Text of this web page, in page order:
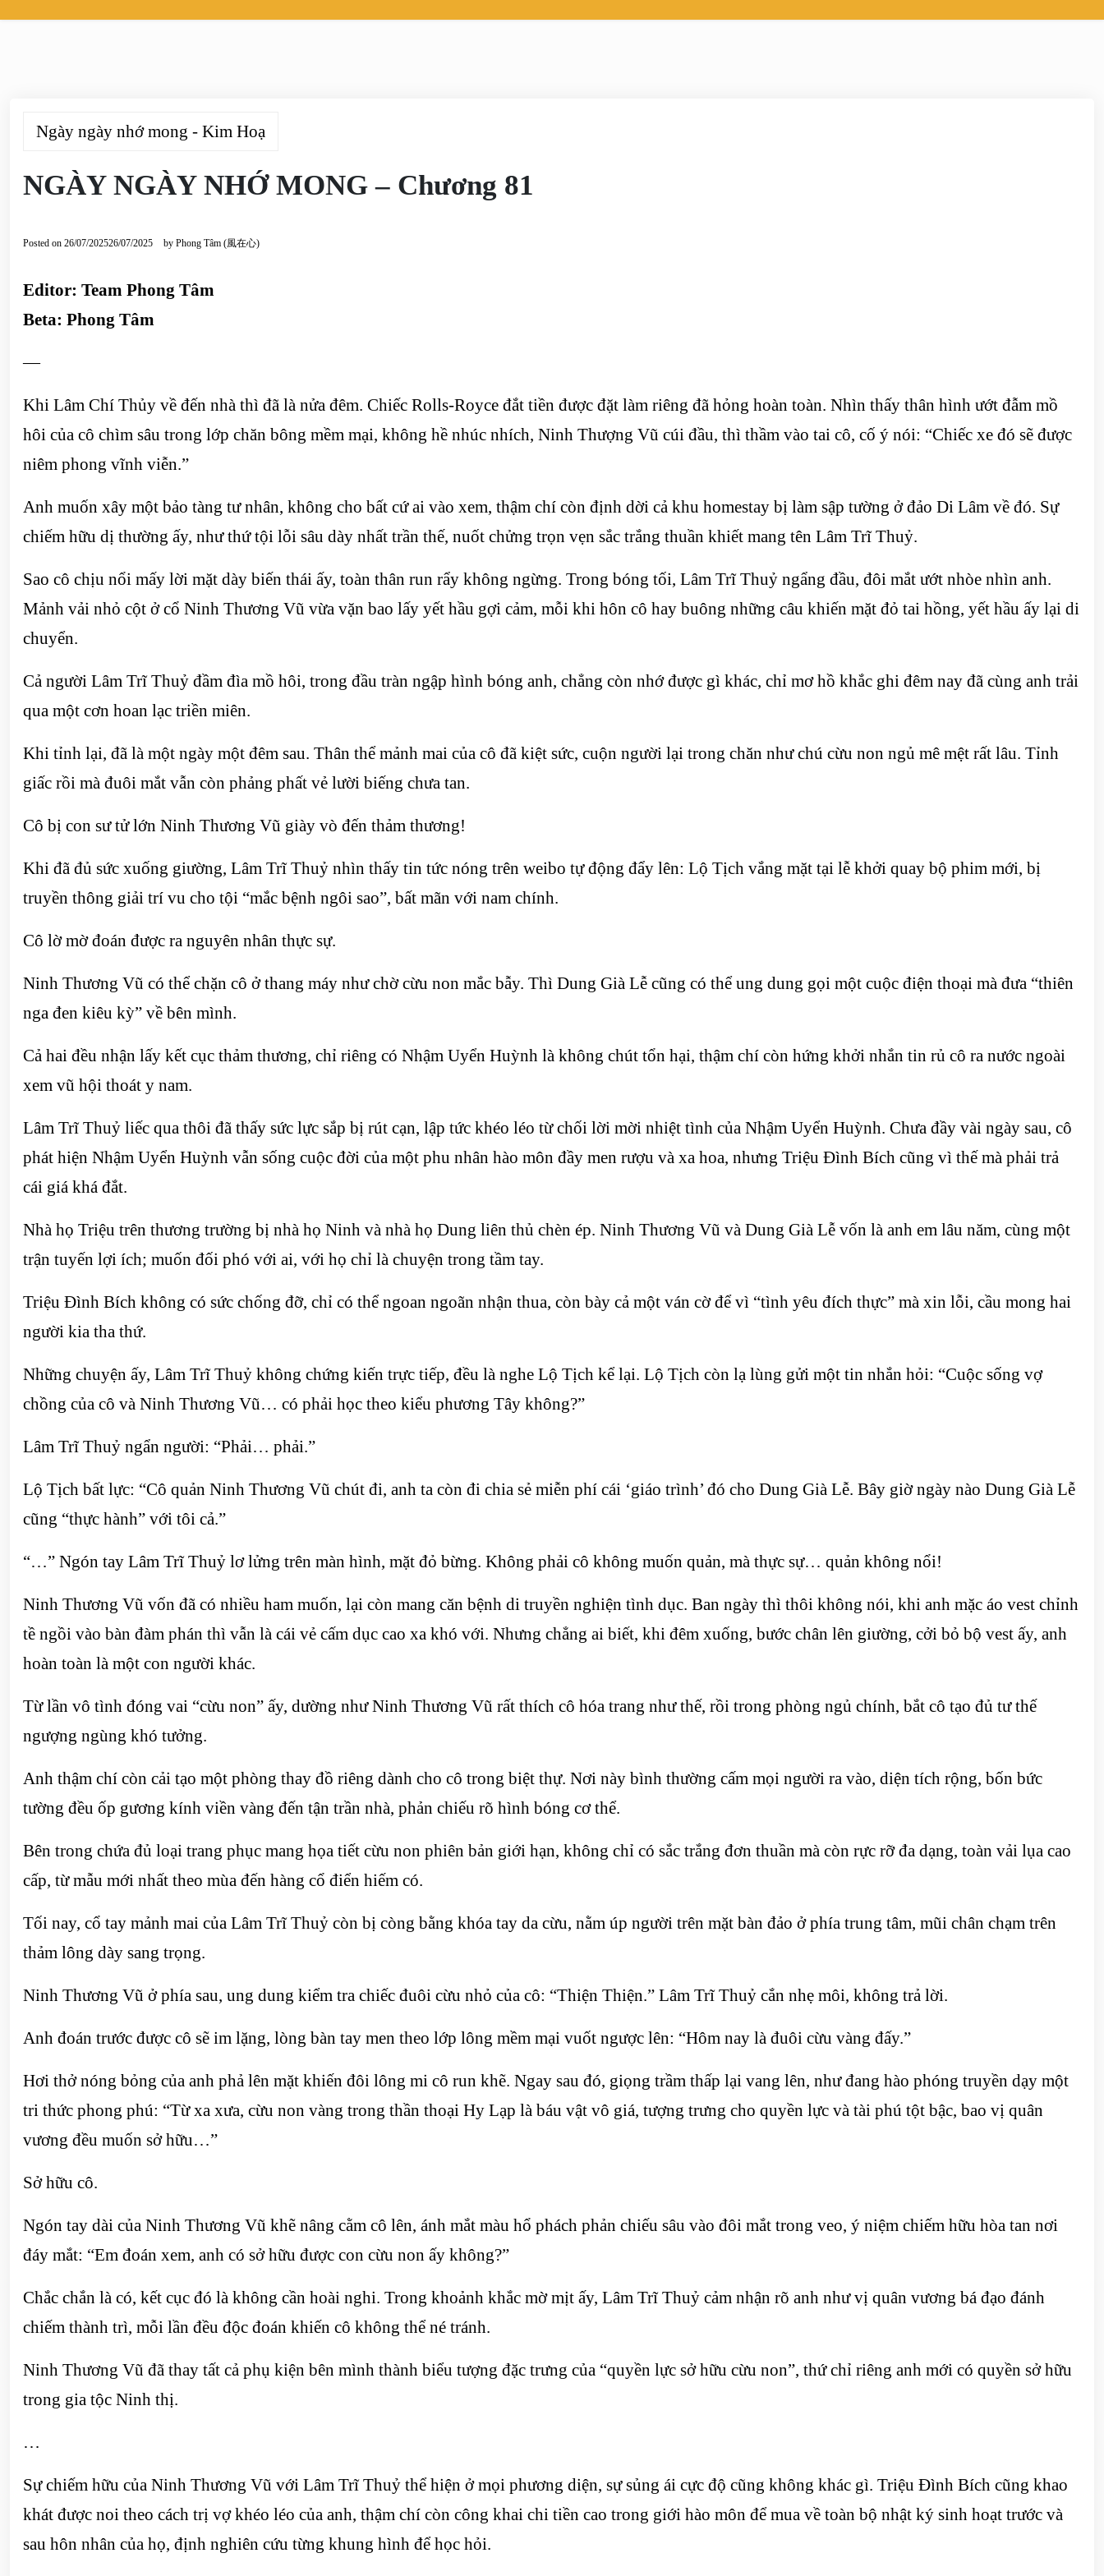
Ngày ngày nhớ mong - Kim Hoạ
NGÀY NGÀY NHỚ MONG – Chương 81
Posted on 26/07/202526/07/2025 by Phong Tâm (風在心)
Editor: Team Phong Tâm
Beta: Phong Tâm
—
Khi Lâm Chí Thủy về đến nhà thì đã là nửa đêm. Chiếc Rolls-Royce đắt tiền được đặt làm riêng đã hỏng hoàn toàn. Nhìn thấy thân hình ướt đẫm mồ
hôi của cô chìm sâu trong lớp chăn bông mềm mại, không hề nhúc nhích, Ninh Thượng Vũ cúi đầu, thì thầm vào tai cô, cố ý nói: “Chiếc xe đó sẽ được
niêm phong vĩnh viễn.”
Anh muốn xây một bảo tàng tư nhân, không cho bất cứ ai vào xem, thậm chí còn định dời cả khu homestay bị làm sập tường ở đảo Di Lâm về đó. Sự
chiếm hữu dị thường ấy, như thứ tội lỗi sâu dày nhất trần thế, nuốt chửng trọn vẹn sắc trắng thuần khiết mang tên Lâm Trĩ Thuỷ.
Sao cô chịu nổi mấy lời mặt dày biến thái ấy, toàn thân run rẩy không ngừng. Trong bóng tối, Lâm Trĩ Thuỷ ngẩng đầu, đôi mắt ướt nhòe nhìn anh.
Mảnh vải nhỏ cột ở cổ Ninh Thương Vũ vừa vặn bao lấy yết hầu gợi cảm, mỗi khi hôn cô hay buông những câu khiến mặt đỏ tai hồng, yết hầu ấy lại di
chuyển.
Cả người Lâm Trĩ Thuỷ đầm đìa mồ hôi, trong đầu tràn ngập hình bóng anh, chẳng còn nhớ được gì khác, chỉ mơ hồ khắc ghi đêm nay đã cùng anh trải
qua một cơn hoan lạc triền miên.
Khi tỉnh lại, đã là một ngày một đêm sau. Thân thể mảnh mai của cô đã kiệt sức, cuộn người lại trong chăn như chú cừu non ngủ mê mệt rất lâu. Tỉnh
giấc rồi mà đuôi mắt vẫn còn phảng phất vẻ lười biếng chưa tan.
Cô bị con sư tử lớn Ninh Thương Vũ giày vò đến thảm thương!
Khi đã đủ sức xuống giường, Lâm Trĩ Thuỷ nhìn thấy tin tức nóng trên weibo tự động đẩy lên: Lộ Tịch vắng mặt tại lễ khởi quay bộ phim mới, bị
truyền thông giải trí vu cho tội “mắc bệnh ngôi sao”, bất mãn với nam chính.
Cô lờ mờ đoán được ra nguyên nhân thực sự.
Ninh Thương Vũ có thể chặn cô ở thang máy như chờ cừu non mắc bẫy. Thì Dung Già Lễ cũng có thể ung dung gọi một cuộc điện thoại mà đưa “thiên
nga đen kiêu kỳ” về bên mình.
Cả hai đều nhận lấy kết cục thảm thương, chỉ riêng có Nhậm Uyển Huỳnh là không chút tổn hại, thậm chí còn hứng khởi nhắn tin rủ cô ra nước ngoài
xem vũ hội thoát y nam.
Lâm Trĩ Thuỷ liếc qua thôi đã thấy sức lực sắp bị rút cạn, lập tức khéo léo từ chối lời mời nhiệt tình của Nhậm Uyển Huỳnh. Chưa đầy vài ngày sau, cô
phát hiện Nhậm Uyển Huỳnh vẫn sống cuộc đời của một phu nhân hào môn đầy men rượu và xa hoa, nhưng Triệu Đình Bích cũng vì thế mà phải trả
cái giá khá đắt.
Nhà họ Triệu trên thương trường bị nhà họ Ninh và nhà họ Dung liên thủ chèn ép. Ninh Thương Vũ và Dung Già Lễ vốn là anh em lâu năm, cùng một
trận tuyến lợi ích; muốn đối phó với ai, với họ chỉ là chuyện trong tầm tay.
Triệu Đình Bích không có sức chống đỡ, chỉ có thể ngoan ngoãn nhận thua, còn bày cả một ván cờ để vì “tình yêu đích thực” mà xin lỗi, cầu mong hai
người kia tha thứ.
Những chuyện ấy, Lâm Trĩ Thuỷ không chứng kiến trực tiếp, đều là nghe Lộ Tịch kể lại. Lộ Tịch còn lạ lùng gửi một tin nhắn hỏi: “Cuộc sống vợ
chồng của cô và Ninh Thương Vũ… có phải học theo kiểu phương Tây không?”
Lâm Trĩ Thuỷ ngẩn người: “Phải… phải.”
Lộ Tịch bất lực: “Cô quản Ninh Thương Vũ chút đi, anh ta còn đi chia sẻ miễn phí cái ‘giáo trình’ đó cho Dung Già Lễ. Bây giờ ngày nào Dung Già Lễ
cũng “thực hành” với tôi cả.”
“…” Ngón tay Lâm Trĩ Thuỷ lơ lửng trên màn hình, mặt đỏ bừng. Không phải cô không muốn quản, mà thực sự… quản không nổi!
Ninh Thương Vũ vốn đã có nhiều ham muốn, lại còn mang căn bệnh di truyền nghiện tình dục. Ban ngày thì thôi không nói, khi anh mặc áo vest chỉnh
tề ngồi vào bàn đàm phán thì vẫn là cái vẻ cấm dục cao xa khó với. Nhưng chẳng ai biết, khi đêm xuống, bước chân lên giường, cởi bỏ bộ vest ấy, anh
hoàn toàn là một con người khác.
Từ lần vô tình đóng vai “cừu non” ấy, dường như Ninh Thương Vũ rất thích cô hóa trang như thế, rồi trong phòng ngủ chính, bắt cô tạo đủ tư thế
ngượng ngùng khó tưởng.
Anh thậm chí còn cải tạo một phòng thay đồ riêng dành cho cô trong biệt thự. Nơi này bình thường cấm mọi người ra vào, diện tích rộng, bốn bức
tường đều ốp gương kính viền vàng đến tận trần nhà, phản chiếu rõ hình bóng cơ thể.
Bên trong chứa đủ loại trang phục mang họa tiết cừu non phiên bản giới hạn, không chỉ có sắc trắng đơn thuần mà còn rực rỡ đa dạng, toàn vải lụa cao
cấp, từ mẫu mới nhất theo mùa đến hàng cổ điển hiếm có.
Tối nay, cổ tay mảnh mai của Lâm Trĩ Thuỷ còn bị còng bằng khóa tay da cừu, nằm úp người trên mặt bàn đảo ở phía trung tâm, mũi chân chạm trên
thảm lông dày sang trọng.
Ninh Thương Vũ ở phía sau, ung dung kiểm tra chiếc đuôi cừu nhỏ của cô: “Thiện Thiện.” Lâm Trĩ Thuỷ cắn nhẹ môi, không trả lời.
Anh đoán trước được cô sẽ im lặng, lòng bàn tay men theo lớp lông mềm mại vuốt ngược lên: “Hôm nay là đuôi cừu vàng đấy.”
Hơi thở nóng bỏng của anh phả lên mặt khiến đôi lông mi cô run khẽ. Ngay sau đó, giọng trầm thấp lại vang lên, như đang hào phóng truyền dạy một
tri thức phong phú: “Từ xa xưa, cừu non vàng trong thần thoại Hy Lạp là báu vật vô giá, tượng trưng cho quyền lực và tài phú tột bậc, bao vị quân
vương đều muốn sở hữu…”
Sở hữu cô.
Ngón tay dài của Ninh Thương Vũ khẽ nâng cằm cô lên, ánh mắt màu hổ phách phản chiếu sâu vào đôi mắt trong veo, ý niệm chiếm hữu hòa tan nơi
đáy mắt: “Em đoán xem, anh có sở hữu được con cừu non ấy không?”
Chắc chắn là có, kết cục đó là không cần hoài nghi. Trong khoảnh khắc mờ mịt ấy, Lâm Trĩ Thuỷ cảm nhận rõ anh như vị quân vương bá đạo đánh
chiếm thành trì, mỗi lần đều độc đoán khiến cô không thể né tránh.
Ninh Thương Vũ đã thay tất cả phụ kiện bên mình thành biểu tượng đặc trưng của “quyền lực sở hữu cừu non”, thứ chỉ riêng anh mới có quyền sở hữu
trong gia tộc Ninh thị.
…
Sự chiếm hữu của Ninh Thương Vũ với Lâm Trĩ Thuỷ thể hiện ở mọi phương diện, sự sủng ái cực độ cũng không khác gì. Triệu Đình Bích cũng khao
khát được noi theo cách trị vợ khéo léo của anh, thậm chí còn công khai chi tiền cao trong giới hào môn để mua về toàn bộ nhật ký sinh hoạt trước và
sau hôn nhân của họ, định nghiên cứu từng khung hình để học hỏi.